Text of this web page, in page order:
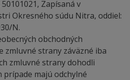
Zapísaná v
Okresného súdu Nitra, oddiel:
N.
obchodných
zmluvné strany záväzné iba
zmluvné strany dohodli
prípade majú odchylné